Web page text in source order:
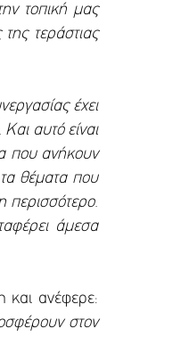
τοπική μας
τεράστιας
έχει
αυτό είναι
που ανήκουν
θέματα που
περισσότερο.
άμεσα
και ανέφερε:
στον